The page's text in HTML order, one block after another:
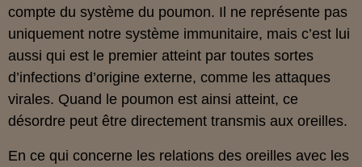
compte du système du poumon. Il ne représente pas
uniquement notre système immunitaire, mais c’est lui
aussi qui est le premier atteint par toutes sortes
d’infections d’origine externe, comme les attaques
virales. Quand le poumon est ainsi atteint, ce
désordre peut être directement transmis aux oreilles.
En ce qui concerne les relations des oreilles avec les